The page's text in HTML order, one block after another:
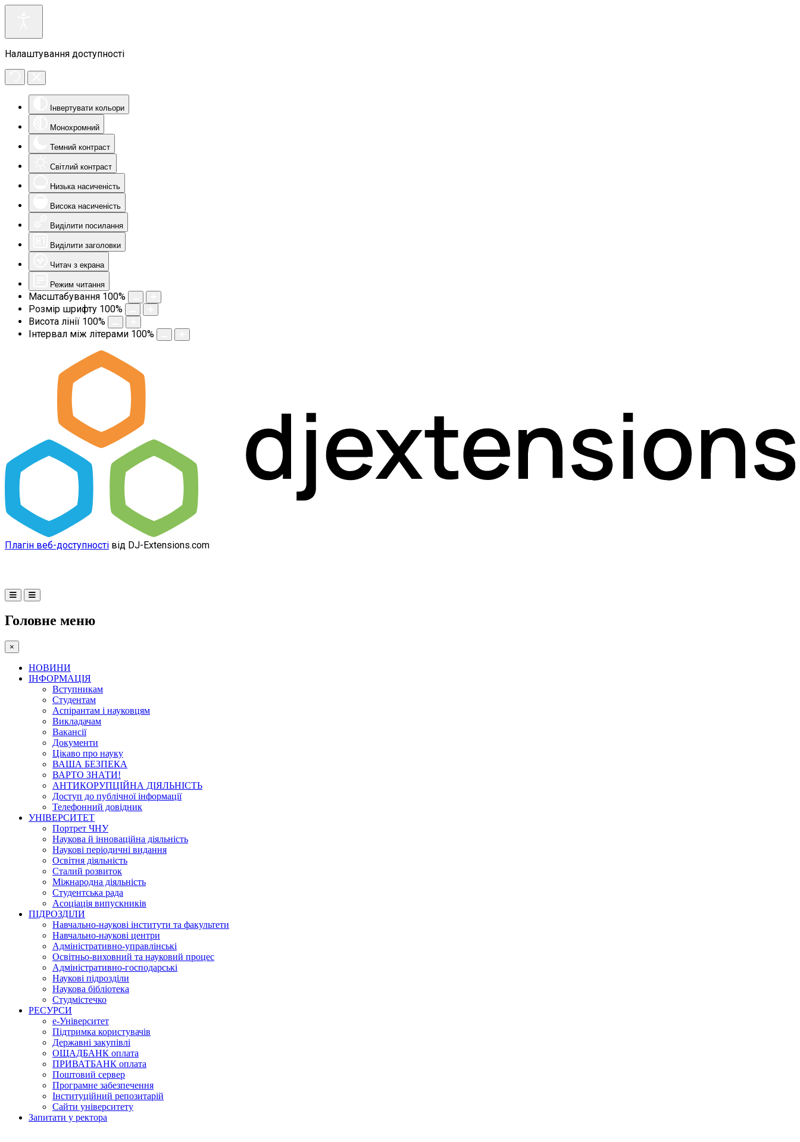
Налаштування доступності
Інвертувати кольори
Монохромний
Темний контраст
Світлий контраст
Низька насиченість
Висока насиченість
Виділити посилання
Виділити заголовки
Читач з екрана
Режим читання
Масштабування 100%
Розмір шрифту 100%
Висота лінії 100%
Інтервал між літерами 100%
Плагін веб-доступності від DJ-Extensions.com
Головне меню
×
НОВИНИ
ІНФОРМАЦІЯ
Вступникам
Студентам
Аспірантам і науковцям
Викладачам
Вакансії
Документи
Цікаво про науку
ВАША БЕЗПЕКА
ВАРТО ЗНАТИ!
АНТИКОРУПЦІЙНА ДІЯЛЬНІСТЬ
Доступ до публічної інформації
Телефонний довідник
УНІВЕРСИТЕТ
Портрет ЧНУ
Наукова й інноваційна діяльність
Наукові періодичні видання
Освітня діяльність
Сталий розвиток
Міжнародна діяльність
Студентська рада
Асоціація випускників
ПІДРОЗДІЛИ
Навчально-наукові інститути та факультети
Навчально-наукові центри
Адміністративно-управлінські
Освітньо-виховний та науковий процес
Адміністративно-господарські
Наукові підрозділи
Наукова бібліотека
Студмістечко
РЕСУРСИ
е-Університет
Підтримка користувачів
Державні закупівлі
ОЩАДБАНК оплата
ПРИВАТБАНК оплата
Поштовий сервер
Програмне забезпечення
Інституційний репозитарій
Сайти університету
Запитати у ректора